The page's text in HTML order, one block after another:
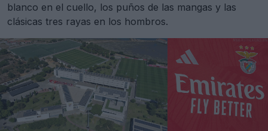
blanco en el cuello, los puños de las mangas y las
clásicas tres rayas en los hombros.